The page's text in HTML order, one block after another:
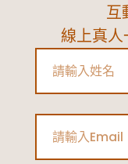
互
線上真人